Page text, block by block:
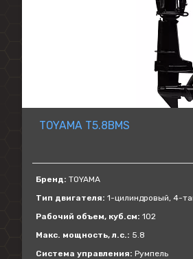
TOYAMA T5.8BMS
Бренд: TOYAMA
Тип двигателя: 1-цилиндровый, 4-
Рабочий объем, куб.см: 102
Макс. мощность, л.с.: 5.8
Система управления: Румпель